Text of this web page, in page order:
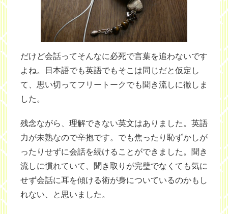
だけど会話ってそんなに必死で言葉を追わないです
よね。日本語でも英語でもそこは同じだと仮定し
て、思い切ってフリートークでも聞き流しに徹しま
した。
残念ながら、理解できない英文はありました。英語
力が未熟なので辛抱です。でも焦ったり恥ずかしが
ったりせずに会話を続けることができました。聞き
流しに慣れていて、聞き取りが完璧でなくても気に
せず会話に耳を傾ける術が身についているのかもし
れない、と思いました。